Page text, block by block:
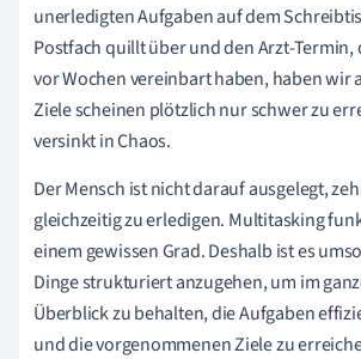
unerledigten Aufgaben auf dem
Postfach quillt über und den Arzt-
vor Wochen vereinbart haben, haben wir
Ziele scheinen plötzlich nur schwer zu
versinkt in Chaos.
Der Mensch ist nicht darauf ausgelegt,
gleichzeitig zu erledigen. Multitasking
einem gewissen Grad. Deshalb ist es
Dinge strukturiert anzugehen, um im
Überblick zu behalten, die Aufgaben
und die vorgenommenen Ziele zu